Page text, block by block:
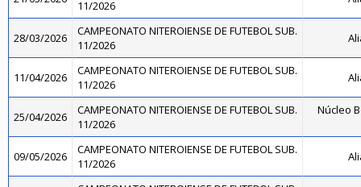
11/2026
28/03/2026
CAMPEONATO NITEROIENSE DE FUTEBOL SUB.
11/2026
11/04/2026
CAMPEONATO NITEROIENSE DE FUTEBOL SUB.
11/2026
25/04/2026
CAMPEONATO NITEROIENSE DE FUTEBOL SUB.
11/2026
Núcleo
09/05/2026
CAMPEONATO NITEROIENSE DE FUTEBOL SUB.
11/2026